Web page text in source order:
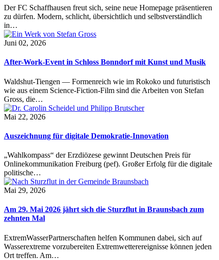
Der FC Schaffhausen freut sich, seine neue Homepage präsentieren
zu dürfen. Modern, schlicht, übersichtlich und selbstverständlich
in…
Juni 02, 2026
After-Work-Event in Schloss Bonndorf mit Kunst und Musik
Waldshut-Tiengen — Formenreich wie im Rokoko und futuristisch
wie aus einem Science-Fiction-Film sind die Arbeiten von Stefan
Gross, die…
Mai 22, 2026
Auszeichnung für digitale Demokratie-Innovation
„Wahlkompass“ der Erzdiözese gewinnt Deutschen Preis für
Onlinekommunikation Freiburg (pef). Großer Erfolg für die digitale
politische…
Mai 29, 2026
Am 29. Mai 2026 jährt sich die Sturzflut in Braunsbach zum
zehnten Mal
ExtremWasserPartnerschaften helfen Kommunen dabei, sich auf
Wasserextreme vorzubereiten Extremwetterereignisse können jeden
Ort treffen. Am…